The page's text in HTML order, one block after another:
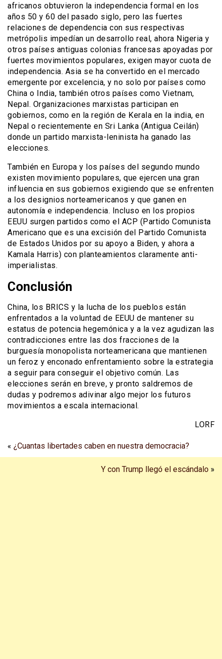
africanos obtuvieron la independencia formal en los
años 50 y 60 del pasado siglo, pero las fuertes
relaciones de dependencia con sus respectivas
metrópolis impedían un desarrollo real, ahora Nigeria y
otros países antiguas colonias francesas apoyadas por
fuertes movimientos populares, exigen mayor cuota de
independencia. Asia se ha convertido en el mercado
emergente por excelencia, y no solo por países como
China o India, también otros países como Vietnam,
Nepal. Organizaciones marxistas participan en
gobiernos, como en la región de Kerala en la india, en
Nepal o recientemente en Sri Lanka (Antigua Ceilán)
donde un partido marxista-leninista ha ganado las
elecciones.
También en Europa y los países del segundo mundo
existen movimiento populares, que ejercen una gran
influencia en sus gobiernos exigiendo que se enfrenten
a los designios norteamericanos y que ganen en
autonomía e independencia. Incluso en los propios
EEUU surgen partidos como el ACP (Partido Comunista
Americano que es una excisión del Partido Comunista
de Estados Unidos por su apoyo a Biden, y ahora a
Kamala Harris) con planteamientos claramente anti-
imperialistas.
Conclusión
China, los BRICS y la lucha de los pueblos están
enfrentados a la voluntad de EEUU de mantener su
estatus de potencia hegemónica y a la vez agudizan las
contradicciones entre las dos fracciones de la
burguesía monopolista norteamericana que mantienen
un feroz y enconado enfrentamiento sobre la estrategia
a seguir para conseguir el objetivo común. Las
elecciones serán en breve, y pronto saldremos de
dudas y podremos adivinar algo mejor los futuros
movimientos a escala internacional.
LORF
« ¿Cuantas libertades caben en nuestra democracia?
Y con Trump llegó el escándalo »